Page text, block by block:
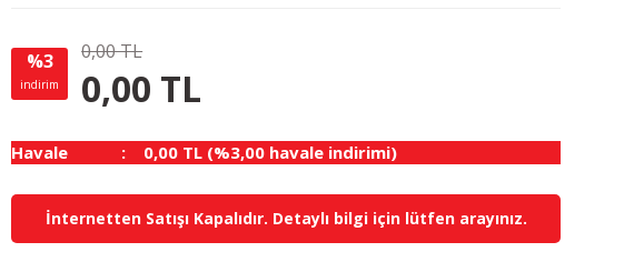
%3
indirim
0,00 TL
0,00 TL
Havale 0,00 TL (%3,00 havale indirimi)
İnternetten Satışı Kapalıdır. Detaylı bilgi için lütfen arayınız.